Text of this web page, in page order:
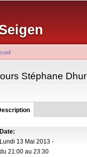
êtes ici
Stéphane Dhur
Date:
Lundi 13 Mai 2013 -
du21:00 au23:30